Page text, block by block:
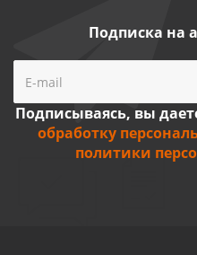
Подписка на
Подписываясь, вы
обработку
политики